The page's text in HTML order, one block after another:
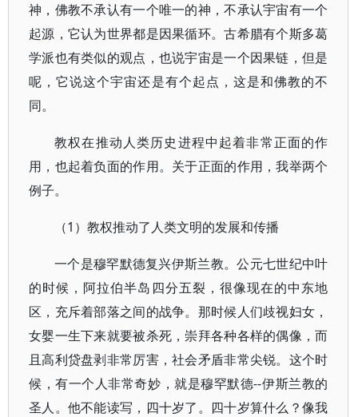
神，佛教不承认有一个唯一的神，不承认宇宙有一个
起源，它认为世界都是因果循环。古希腊有个斯多葛
学派也有类似的观点，也说宇宙是一个因果链，但是
呢，它说这个宇宙还是有个起点，这是和佛教的不
同。
教权在推动人类历史进程中起着非常正面的作
用，也起着负面的作用。关于正面的作用，我举两个
例子。
（1）教权推动了人类文明的发展和传播
一个是穆罕默德复兴伊斯兰教。公元七世纪中叶
的时候，阿拉伯半岛四分五裂，很像现在的中东地
区，充斥着部落之间的战争。那时候人们歧视妇女，
女婴一生下来就要被杀死，崇拜各种各样的偶像，而
且高利贷盘剥非常厉害，社会矛盾非常尖锐。这个时
候，有一个人非常奇妙，就是穆罕默德--伊斯兰教的
圣人。他不能读写，四十岁了。四十岁算什么？像我